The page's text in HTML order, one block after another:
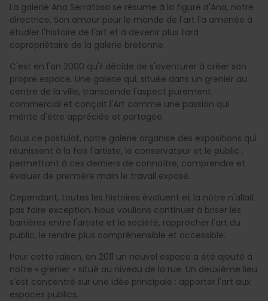
La galerie Ana Serratosa se résume à la figure d'Ana, notre
directrice. Son amour pour le monde de l'art l'a amenée à
étudier l'histoire de l'art et à devenir plus tard
copropriétaire de la galerie bretonne.
C'est en l'an 2000 qu'il décide de s'aventurer à créer son
propre espace. Une galerie qui, située dans un grenier au
centre de la ville, transcende l'aspect purement
commercial et conçoit l'Art comme une passion qui
mérite d'être appréciée et partagée.
Sous ce postulat, notre galerie organise des expositions qui
réunissent à la fois l'artiste, le conservateur et le public ;
permettant à ces derniers de connaître, comprendre et
évaluer de première main le travail exposé.
Cependant, toutes les histoires évoluent et la nôtre n'allait
pas faire exception. Nous voulions continuer à briser les
barrières entre l'artiste et la société, rapprocher l'art du
public, le rendre plus compréhensible et accessible.
Pour cette raison, en 2011 un nouvel espace a été ajouté à
notre « grenier » situé au niveau de la rue. Un deuxième lieu
s'est concentré sur une idée principale : apporter l'art aux
espaces publics.